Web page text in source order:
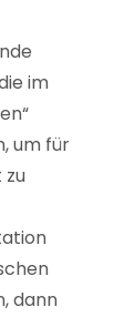
im
um für
zu
dann